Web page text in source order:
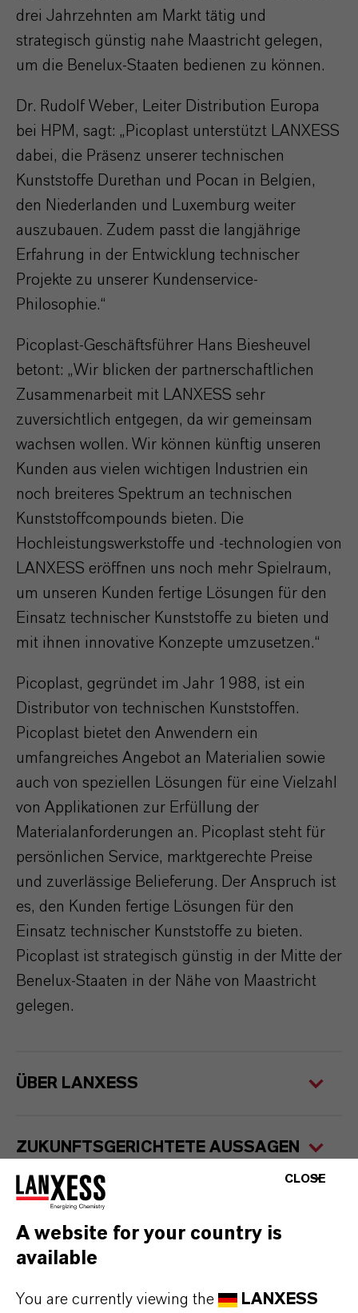
drei Jahrzehnten am Markt tätig und
strategisch günstig nahe Maastricht gelegen,
um die Benelux-Staaten bedienen zu können.
Dr. Rudolf Weber, Leiter Distribution Europa
bei HPM, sagt: „Picoplast unterstützt LANXESS
dabei, die Präsenz unserer technischen
Kunststoffe Durethan und Pocan in Belgien,
den Niederlanden und Luxemburg weiter
auszubauen. Zudem passt die langjährige
Erfahrung in der Entwicklung technischer
Projekte zu unserer Kundenservice-
Philosophie.“
Picoplast-Geschäftsführer Hans Biesheuvel
betont: „Wir blicken der partnerschaftlichen
Zusammenarbeit mit LANXESS sehr
zuversichtlich entgegen, da wir gemeinsam
wachsen wollen. Wir können künftig unseren
Kunden aus vielen wichtigen Industrien ein
noch breiteres Spektrum an technischen
Kunststoffcompounds bieten. Die
Hochleistungswerkstoffe und -technologien von
LANXESS eröffnen uns noch mehr Spielraum,
um unseren Kunden fertige Lösungen für den
Einsatz technischer Kunststoffe zu bieten und
mit ihnen innovative Konzepte umzusetzen.“
Picoplast, gegründet im Jahr 1988, ist ein
Distributor von technischen Kunststoffen.
Picoplast bietet den Anwendern ein
umfangreiches Angebot an Materialien sowie
auch von speziellen Lösungen für eine Vielzahl
von Applikationen zur Erfüllung der
Materialanforderungen an. Picoplast steht für
persönlichen Service, marktgerechte Preise
und zuverlässige Belieferung. Der Anspruch ist
es, den Kunden fertige Lösungen für den
Einsatz technischer Kunststoffe zu bieten.
Picoplast ist strategisch günstig in der Mitte der
Benelux-Staaten in der Nähe von Maastricht
gelegen.
ÜBER LANXESS
ZUKUNFTSGERICHTETE AUSSAGEN
MEHR INFORMATIONEN
Neuer Vertriebspartner in den Benelux-
CLOSE
A website for your country is
available
You are currently viewing the LANXESS